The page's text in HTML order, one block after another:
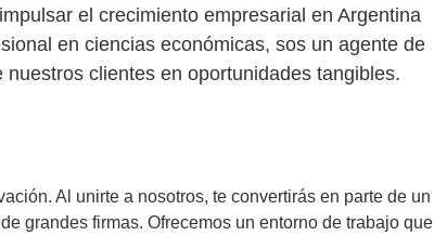
el crecimiento empresarial en Argentina
en ciencias económicas, sos un agente de
clientes en oportunidades tangibles.
Al unirte a nosotros, te convertirás en parte de un
grandes firmas. Ofrecemos un entorno de trabajo que